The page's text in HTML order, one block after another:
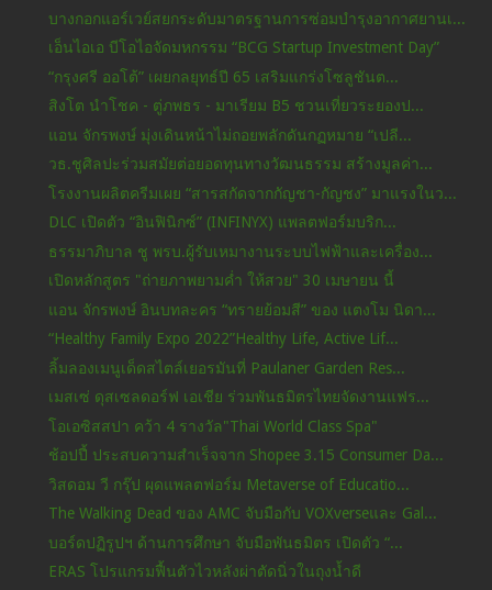
บางกอกแอร์เวย์สยกระดับมาตรฐานการซ่อมบำรุงอากาศยานเ...
เอ็นไอเอ บีโอไอจัดมหกรรม “BCG Startup Investment Day”
“กรุงศรี ออโต้” เผยกลยุทธ์ปี 65 เสริมแกร่งโซลูชันต...
สิงโต นำโชค - ตู่ภพธร - มาเรียม B5 ชวนเที่ยวระยองป...
แอน จักรพงษ์ มุ่งเดินหน้าไม่ถอยพลักดันกฏหมาย “เปลี...
วธ.ชูศิลปะร่วมสมัยต่อยอดทุนทางวัฒนธรรม สร้างมูลค่า...
โรงงานผลิตครีมเผย “สารสกัดจากกัญชา-กัญชง” มาแรงในว...
DLC เปิดตัว “อินฟินิกซ์” (INFINYX) แพลตฟอร์มบริก...
ธรรมาภิบาล ชู พรบ.ผู้รับเหมางานระบบไฟฟ้าและเครื่อง...
เปิดหลักสูตร "ถ่ายภาพยามค่ำ ให้สวย" 30 เมษายน นี้
แอน จักรพงษ์ อินบทละคร “ทรายย้อมสี” ของ แตงโม นิดา...
“Healthy Family Expo 2022”Healthy Life, Active Lif...
ลิ้มลองเมนูเด็ดสไตล์เยอรมันที่ Paulaner Garden Res...
เมสเซ่ ดุสเซลดอร์ฟ เอเชีย ร่วมพันธมิตรไทยจัดงานแฟร...
โอเอซิสสปา คว้า 4 รางวัล"Thai World Class Spa"
ช้อปปี้ ประสบความสำเร็จจาก Shopee 3.15 Consumer Da...
วิสดอม วี กรุ๊ป ผุดแพลตฟอร์ม Metaverse of Educatio...
The Walking Dead ของ AMC จับมือกับ VOXverseและ Gal...
บอร์ดปฏิรูปฯ ด้านการศึกษา จับมือพันธมิตร เปิดตัว “...
ERAS โปรแกรมฟื้นตัวไวหลังผ่าตัดนิ่วในถุงน้ำดี